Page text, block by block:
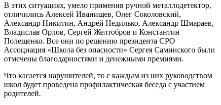
В этих ситуациях, умело применив ручной металлодетектор,
отличились Алексей Иванищев, Олег Соколовский,
Александр Никитин, Андрей Недилько, Александр Шмараев,
Владислав Орлов, Сергей Желтобров и Константин
Полещенко. Все они по решению президента СРО
Ассоциация «Школа без опасности» Сергея Саминского были
отмечены благодарностями и денежными премиями.
Что касается нарушителей, то с каждым из них руководством
школ будет проведена профилактическая беседа с участием
родителей.